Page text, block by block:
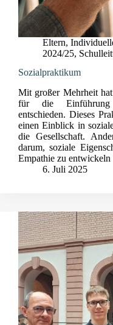
Eltern,
2024/25,
Sozialpraktikum
Mit großer Mehrheit
für die Einführung
entschieden. Dieses
einen Einblick in
die Gesellschaft.
darum, soziale
Empathie zu
6. Juli 2025